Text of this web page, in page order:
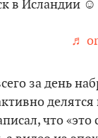
в Исландии ☺️
♬
за день
что